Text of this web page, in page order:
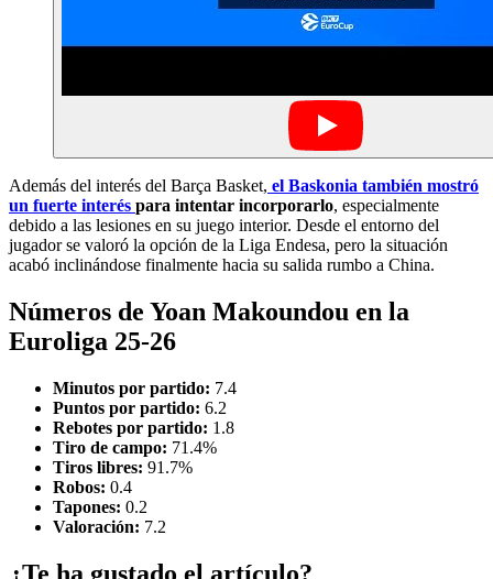
Además del interés del Barça Basket, el Baskonia también mostró
un fuerte interés para intentar incorporarlo, especialmente
debido a las lesiones en su juego interior. Desde el entorno del
jugador se valoró la opción de la Liga Endesa, pero la situación
acabó inclinándose finalmente hacia su salida rumbo a China.
Números de Yoan Makoundou en la
Euroliga 25-26
Minutos por partido: 7.4
Puntos por partido: 6.2
Rebotes por partido: 1.8
Tiro de campo: 71.4%
Tiros libres: 91.7%
Robos: 0.4
Tapones: 0.2
Valoración: 7.2